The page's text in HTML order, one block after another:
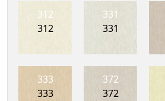
312
312
331
331
333
333
372
372